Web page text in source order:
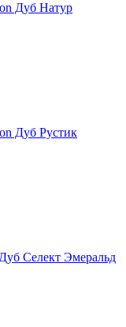
Дуб Натур
Дуб Рустик
Селект Эмеральд